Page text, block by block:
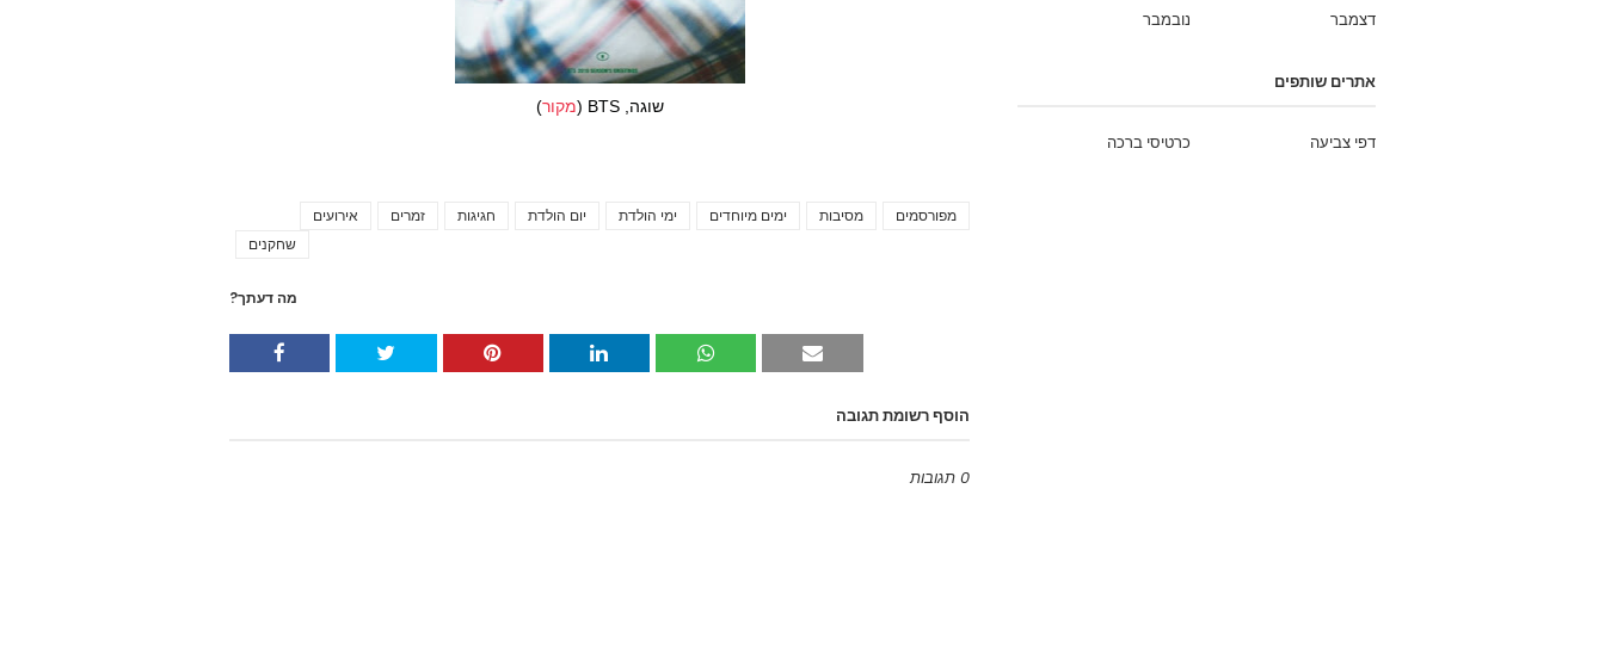
שוגה, BTS ( מקור)
אירועים זמרים חגיגות יום הולדת ימי הולדת ימים מיוחדים מסיבות
מפורסמים
שחקנים
מה דעתך?
הוסף רשומת תגובה
0 תגובות
נובמבר
דצמבר
אתרים שותפים
כרטיסי ברכה דפי צביעה